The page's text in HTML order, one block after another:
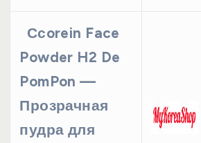
Ссorein Face
Powder H2 De
PomPon —
Прозрачная
пудра для